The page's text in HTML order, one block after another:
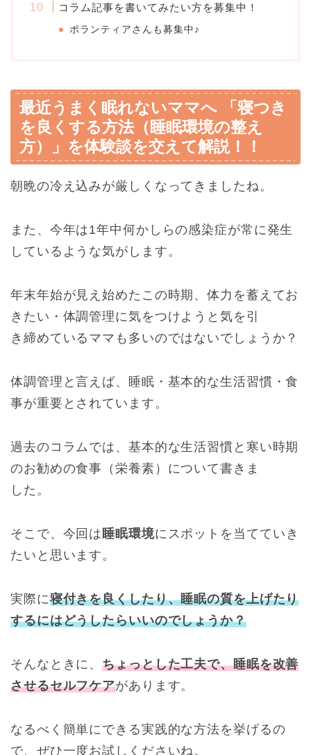
コラム記事を書いてみたい方を募集中！
ボランティアさんも募集中♪
最近うまく眠れないママへ 「寝つき
を良くする方法（睡眠環境の整え
方）」を体験談を交えて解説！！
朝晩の冷え込みが厳しくなってきましたね。
また、今年は1年中何かしらの感染症が常に発生
しているような気がします。
年末年始が見え始めたこの時期、体力を蓄えてお
きたい・体調管理に気をつけようと気を引
き締めているママも多いのではないでしょうか？
体調管理と言えば、睡眠・基本的な生活習慣・食
事が重要とされています。
過去のコラムでは、基本的な生活習慣と寒い時期
のお勧めの食事（栄養素）について書きま
した。
そこで、今回は 睡眠環境にスポットを当てていき
たいと思います。
実際に寝付きを良くしたり、睡眠の質を上げたり
するにはどうしたらいいのでしょうか？
そんなときに、ちょっとした工夫で、睡眠を改善
させるセルフケアがあります。
なるべく簡単にできる実践的な方法を挙げるの
で、ぜひ一度お試しくださいね。